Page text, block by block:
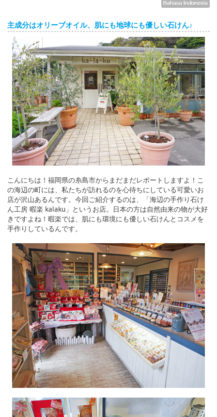
主成分はオリーブオイル、肌にも地球にも優しい石けん♪
こんにちは！福岡県の糸島市からまだまだレポートしますよ！こ
の海辺の町には、私たちが訪れるのを心待ちにしている可愛いお
店が沢山あるんです。今回ご紹介するのは、「海辺の手作り石け
ん工房 暇楽 kalaku」というお店。日本の方は自然由来の物が大好
きですよね！暇楽では、肌にも環境にも優しい石けんとコスメを
手作りしているんです。